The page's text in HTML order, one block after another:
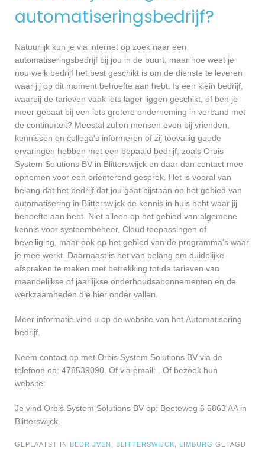
automatiseringsbedrijf?
Natuurlijk kun je via internet op zoek naar een
automatiseringsbedrijf bij jou in de buurt, maar hoe weet je
nou welk bedrijf het best geschikt is om de dienste te leveren
waar jij op dit moment behoefte aan hebt. Is een klein bedrijf,
waarbij de tarieven vaak iets lager liggen geschikt, of ben je
meer gebaat bij een iets grotere onderneming in verband met
de continuïteit? Meestal zullen mensen even bij vrienden,
kennissen en collega’s informeren of zij toevallig goede
ervaringen hebben met een bepaald bedrijf, zoals Orbis
System Solutions BV in Blitterswijck en daar dan contact mee
opnemen voor een oriënterend gesprek. Het is vooral van
belang dat het bedrijf dat jou gaat bijstaan op het gebied van
automatisering in Blitterswijck de kennis in huis hebt waar jij
behoefte aan hebt. Niet alleen op het gebied van algemene
kennis voor systeembeheer, Cloud toepassingen of
beveiliging, maar ook op het gebied van de programma’s waar
je mee werkt. Daarnaast is het van belang om duidelijke
afspraken te maken met betrekking tot de tarieven van
maandelijkse of jaarlijkse onderhoudsabonnementen en de
werkzaamheden die hier onder vallen.
Meer informatie vind u op de website van het Automatisering
bedrijf.
Neem contact op met Orbis System Solutions BV via de
telefoon op: 478539090. Of via email:
. Of bezoek hun
website:
Je vind Orbis System Solutions BV op: Beeteweg 6 5863 AA in
Blitterswijck.
GEPLAATST IN BEDRIJVEN BLITTERSWIJCK LIMBURG GETAGD